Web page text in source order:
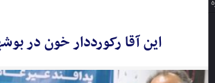
این آقا رکورددار خون در